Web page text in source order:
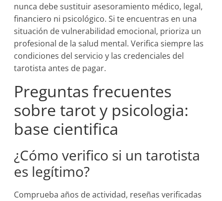
nunca debe sustituir asesoramiento médico, legal,
financiero ni psicológico. Si te encuentras en una
situación de vulnerabilidad emocional, prioriza un
profesional de la salud mental. Verifica siempre las
condiciones del servicio y las credenciales del
tarotista antes de pagar.
Preguntas frecuentes
sobre tarot y psicologia:
base cientifica
¿Cómo verifico si un tarotista
es legítimo?
Comprueba años de actividad, reseñas verificadas